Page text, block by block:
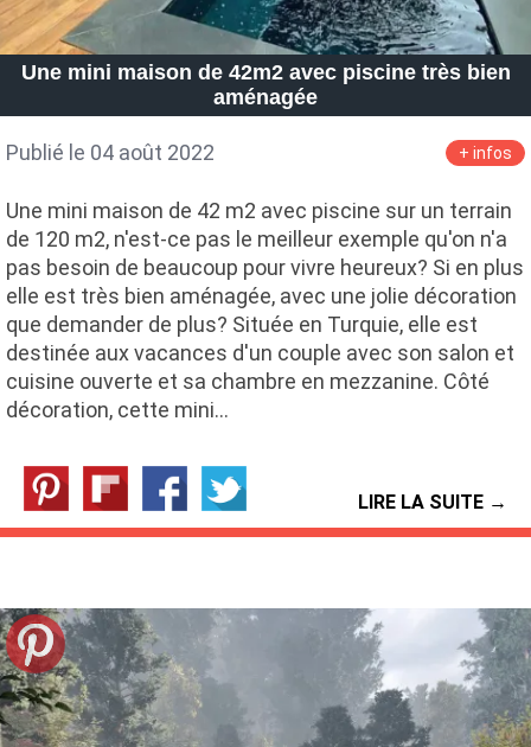
Une mini maison de 42m2 avec piscine très bien
aménagée
Publié le 04 août 2022 + infos
Une mini maison de 42 m2 avec piscine sur un terrain
de 120 m2, n'est-ce pas le meilleur exemple qu'on n'a
pas besoin de beaucoup pour vivre heureux? Si en plus
elle est très bien aménagée, avec une jolie décoration
que demander de plus? Située en Turquie, elle est
destinée aux vacances d'un couple avec son salon et
cuisine ouverte et sa chambre en mezzanine. Côté
décoration, cette mini…
LIRE LA SUITE →